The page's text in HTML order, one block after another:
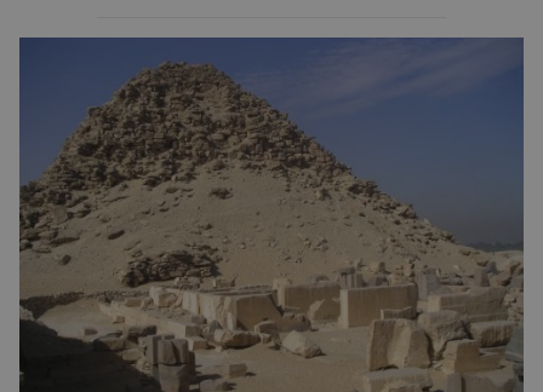
pojmenování Heracles inexpectatus a doba
jeho života je datována přibližně před 19
miliony lety. „Nový Zéland je dobře známý
svými velkými nelétavými ptáky. Dominantní
[…]